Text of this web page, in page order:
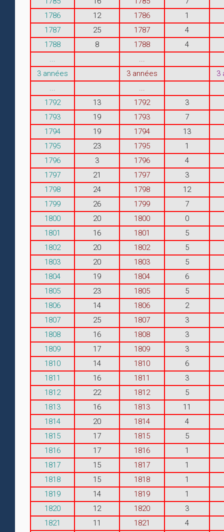
1786
12 1786
1
1787
25 1787
4
1788
8 1788
4
3 années
3 années
3
1792
13 1792
3
1793
19 1793
7
1794
19 1794
13
1795
23 1795
1
1796
3 1796
4
1797
21 1797
3
1798
24 1798
12
1799
26 1799
7
1800
20 1800
0
1801
16 1801
5
1802
20 1802
5
1803
20 1803
5
1804
19 1804
6
1805
23 1805
5
1806
14 1806
2
1807
25 1807
3
1808
16 1808
3
1809
17 1809
3
1810
14 1810
6
1811
16 1811
3
1812
22 1812
5
1813
16 1813
11
1814
20 1814
4
1815
17 1815
5
1816
17 1816
1
1817
15 1817
1
1818
15 1818
1
1819
14 1819
1
1820
12 1820
3
1821
11 1821
4